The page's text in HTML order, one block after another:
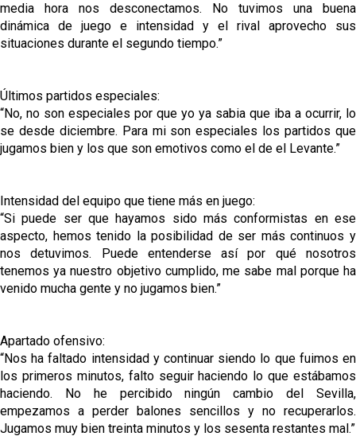
Los posibles herederos del número 16 tras la
marcha de Juanlu
media hora nos desconectamos. No tuvimos una buena
dinámica de juego e intensidad y el rival aprovecho sus
situaciones durante el segundo tiempo.”
Últimos partidos especiales:
“No, no son especiales por que yo ya sabia que iba a ocurrir, lo
se desde diciembre. Para mi son especiales los partidos que
jugamos bien y los que son emotivos como el de el Levante.”
Intensidad del equipo que tiene más en juego:
“Si puede ser que hayamos sido más conformistas en ese
aspecto, hemos tenido la posibilidad de ser más continuos y
nos detuvimos. Puede entenderse así por qué nosotros
tenemos ya nuestro objetivo cumplido, me sabe mal porque ha
venido mucha gente y no jugamos bien.”
Apartado ofensivo:
“Nos ha faltado intensidad y continuar siendo lo que fuimos en
los primeros minutos, falto seguir haciendo lo que estábamos
haciendo. No he percibido ningún cambio del Sevilla,
empezamos a perder balones sencillos y no recuperarlos.
Jugamos muy bien treinta minutos y los sesenta restantes mal.”